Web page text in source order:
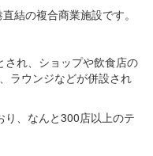
結の複合商業施設です。
れ、ショップや飲食店の
ラウンジなどが併設され
、なんと300店以上のテ